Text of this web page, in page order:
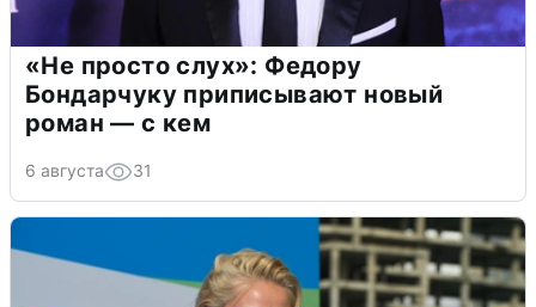
«Не просто слух»: Федору
Бондарчуку приписывают новый
роман — с кем
6 августа 31